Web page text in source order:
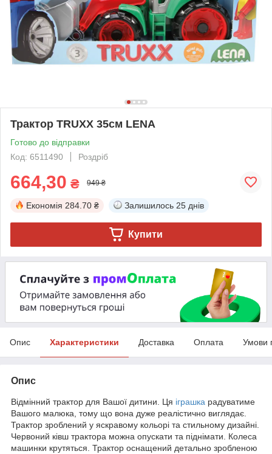
Трактор TRUXX 35см LENA
Готово до відправки
Код: 6511490
Роздріб
664,30 ₴ 949 ₴
Економія 284.70 ₴ Залишилось 25 днів
Купити
Опис Характеристики Доставка Оплата Умови
Опис
Відмінний трактор для Вашої дитини. Ця іграшка радуватиме
Вашого малюка, тому що вона дуже реалістично виглядає.
Трактор зроблений у яскравому кольорі та стильному дизайні.
Червоний ківш трактора можна опускати та піднімати. Колеса
машинки крутяться. Трактор оснащений детально зробленою